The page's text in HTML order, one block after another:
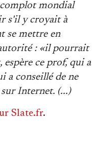
mondial
s'il y croyait à
se mettre en
: «il pourrait
espère ce prof, qui a
a conseillé de ne
Internet. (...)
Slate.fr.